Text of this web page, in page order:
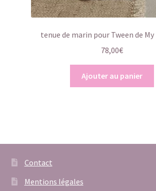
tenue de marin pour Tween de My
78,00€
Ajouter au panier
Contact
Mentions légales